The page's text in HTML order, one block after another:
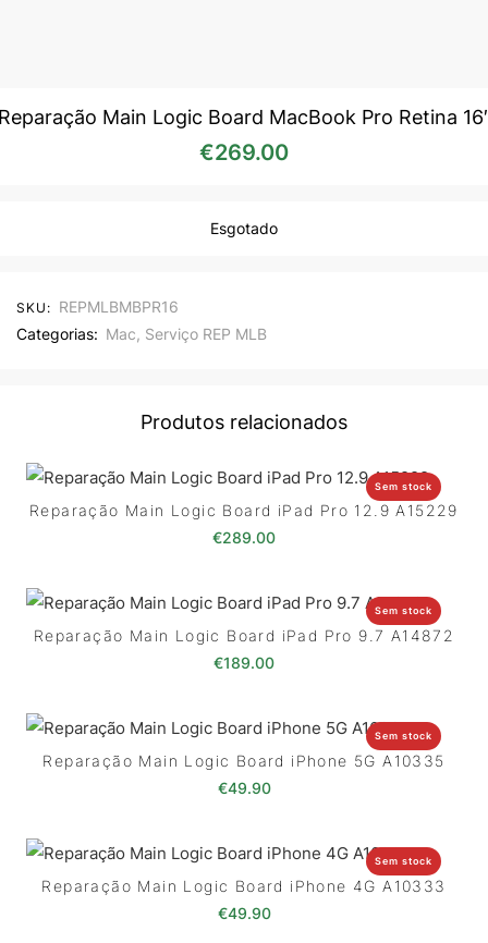
Main Logic Board MacBook Pro Retina
€269.00
Esgotado
SKU: REPMLBMBPR16
Categorias: Mac, Serviço REP MLB
Produtos relacionados
Sem stock
Reparação Main Logic Board iPad Pro 12.9 A15229
€289.00
Sem stock
Reparação Main Logic Board iPad Pro 9.7 A14872
€189.00
Sem stock
Reparação Main Logic Board iPhone 5G A10335
€49.90
Sem stock
Reparação Main Logic Board iPhone 4G A10333
€49.90